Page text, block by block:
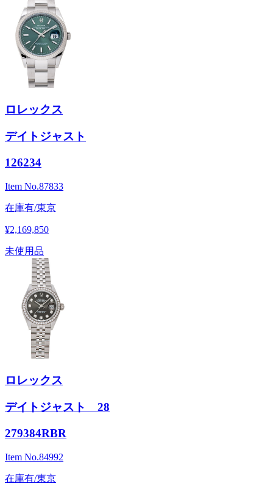
ロレックス
デイトジャスト
126234
Item No.87833
在庫有/東京
¥2,169,850
未使用品
ロレックス
デイトジャスト 28
279384RBR
Item No.84992
在庫有/東京